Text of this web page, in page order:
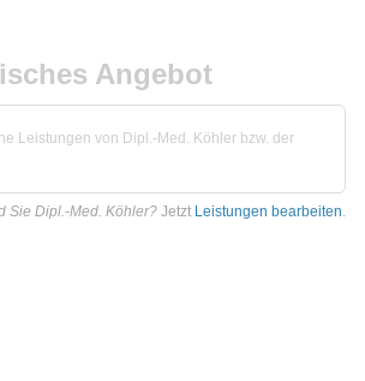
Angebot
Leistungen von Dipl.-Med. Köhler bzw. der
Sie Dipl.-Med. Köhler? Jetzt Leistungen bearbeiten.